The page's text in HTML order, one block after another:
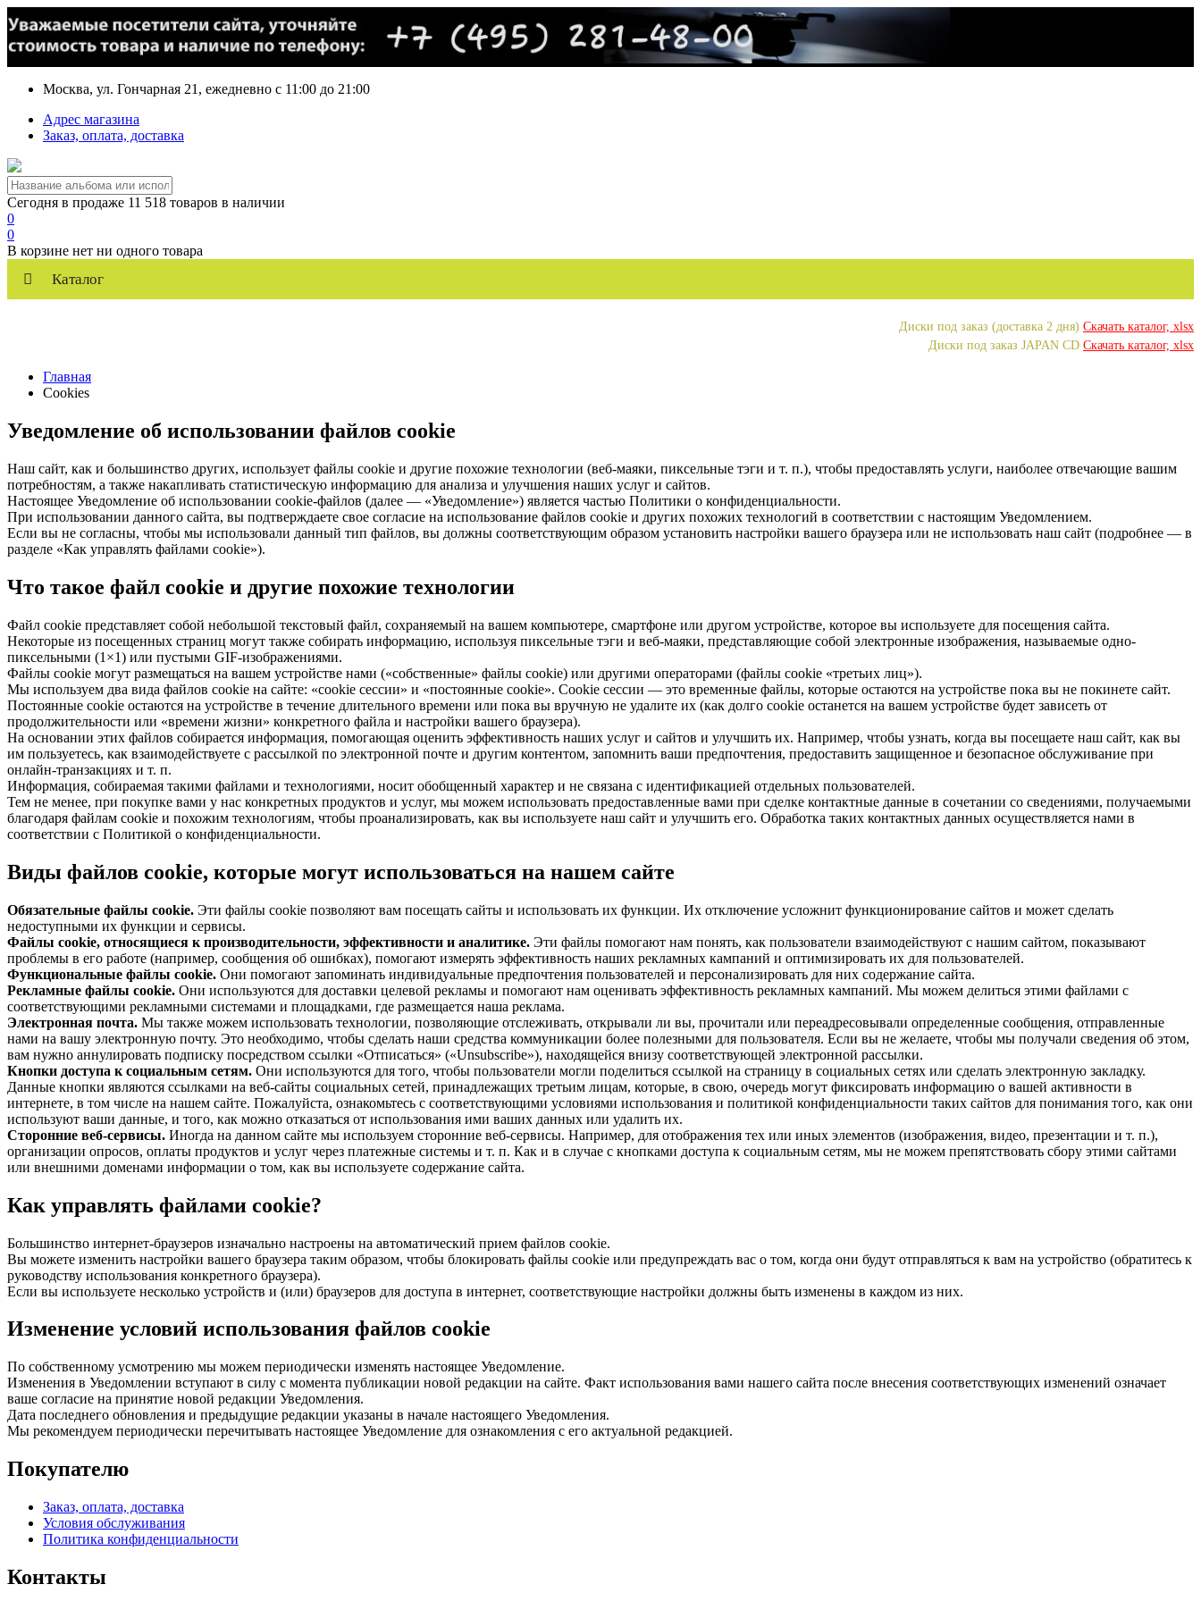
Москва, ул. Гончарная 21, ежедневно с 11:00 до 21:00
Адрес магазина
Заказ, оплата, доставка
Сегодня в продаже 11 518 товаров в наличии
0
0
В корзине нет ни одного товара
Каталог
Диски под заказ (доставка 2 дня) Скачать каталог, xlsx
Диски под заказ JAPAN CD Скачать каталог, xlsx
Главная
Cookies
Уведомление об использовании файлов cookie
Наш сайт, как и большинство других, использует файлы cookie и другие похожие технологии (веб-маяки, пиксельные тэги и т. п.), чтобы предоставлять услуги, наиболее отвечающие вашим
потребностям, а также накапливать статистическую информацию для анализа и улучшения наших услуг и сайтов.
Настоящее Уведомление об использовании cookie-файлов (далее — «Уведомление») является частью Политики о конфиденциальности.
При использовании данного сайта, вы подтверждаете свое согласие на использование файлов cookie и других похожих технологий в соответствии с настоящим Уведомлением.
Если вы не согласны, чтобы мы использовали данный тип файлов, вы должны соответствующим образом установить настройки вашего браузера или не использовать наш сайт (подробнее — в
разделе «Как управлять файлами cookie»).
Что такое файл cookie и другие похожие технологии
Файл cookie представляет собой небольшой текстовый файл, сохраняемый на вашем компьютере, смартфоне или другом устройстве, которое вы используете для посещения сайта.
Некоторые из посещенных страниц могут также собирать информацию, используя пиксельные тэги и веб-маяки, представляющие собой электронные изображения, называемые одно-
пиксельными (1×1) или пустыми GIF-изображениями.
Файлы cookie могут размещаться на вашем устройстве нами («собственные» файлы cookie) или другими операторами (файлы cookie «третьих лиц»).
Мы используем два вида файлов cookie на сайте: «cookie сессии» и «постоянные cookie». Cookie сессии — это временные файлы, которые остаются на устройстве пока вы не покинете сайт.
Постоянные cookie остаются на устройстве в течение длительного времени или пока вы вручную не удалите их (как долго cookie останется на вашем устройстве будет зависеть от
продолжительности или «времени жизни» конкретного файла и настройки вашего браузера).
На основании этих файлов собирается информация, помогающая оценить эффективность наших услуг и сайтов и улучшить их. Например, чтобы узнать, когда вы посещаете наш сайт, как вы
им пользуетесь, как взаимодействуете с рассылкой по электронной почте и другим контентом, запомнить ваши предпочтения, предоставить защищенное и безопасное обслуживание при
онлайн-транзакциях и т. п.
Информация, собираемая такими файлами и технологиями, носит обобщенный характер и не связана с идентификацией отдельных пользователей.
Тем не менее, при покупке вами у нас конкретных продуктов и услуг, мы можем использовать предоставленные вами при сделке контактные данные в сочетании со сведениями, получаемыми
благодаря файлам cookie и похожим технологиям, чтобы проанализировать, как вы используете наш сайт и улучшить его. Обработка таких контактных данных осуществляется нами в
соответствии с Политикой о конфиденциальности.
Виды файлов cookie, которые могут использоваться на нашем сайте
Обязательные файлы cookie. Эти файлы cookie позволяют вам посещать сайты и использовать их функции. Их отключение усложнит функционирование сайтов и может сделать
недоступными их функции и сервисы.
Файлы cookie, относящиеся к производительности, эффективности и аналитике. Эти файлы помогают нам понять, как пользователи взаимодействуют с нашим сайтом, показывают
проблемы в его работе (например, сообщения об ошибках), помогают измерять эффективность наших рекламных кампаний и оптимизировать их для пользователей.
Функциональные файлы cookie. Они помогают запоминать индивидуальные предпочтения пользователей и персонализировать для них содержание сайта.
Рекламные файлы cookie. Они используются для доставки целевой рекламы и помогают нам оценивать эффективность рекламных кампаний. Мы можем делиться этими файлами с
соответствующими рекламными системами и площадками, где размещается наша реклама.
Электронная почта. Мы также можем использовать технологии, позволяющие отслеживать, открывали ли вы, прочитали или переадресовывали определенные сообщения, отправленные
нами на вашу электронную почту. Это необходимо, чтобы сделать наши средства коммуникации более полезными для пользователя. Если вы не желаете, чтобы мы получали сведения об этом,
вам нужно аннулировать подписку посредством ссылки «Отписаться» («Unsubscribe»), находящейся внизу соответствующей электронной рассылки.
Кнопки доступа к социальным сетям. Они используются для того, чтобы пользователи могли поделиться ссылкой на страницу в социальных сетях или сделать электронную закладку.
Данные кнопки являются ссылками на веб-сайты социальных сетей, принадлежащих третьим лицам, которые, в свою, очередь могут фиксировать информацию о вашей активности в
интернете, в том числе на нашем сайте. Пожалуйста, ознакомьтесь с соответствующими условиями использования и политикой конфиденциальности таких сайтов для понимания того, как они
используют ваши данные, и того, как можно отказаться от использования ими ваших данных или удалить их.
Сторонние веб-сервисы. Иногда на данном сайте мы используем сторонние веб-сервисы. Например, для отображения тех или иных элементов (изображения, видео, презентации и т. п.),
организации опросов, оплаты продуктов и услуг через платежные системы и т. п. Как и в случае с кнопками доступа к социальным сетям, мы не можем препятствовать сбору этими сайтами
или внешними доменами информации о том, как вы используете содержание сайта.
Как управлять файлами cookie?
Большинство интернет-браузеров изначально настроены на автоматический прием файлов cookie.
Вы можете изменить настройки вашего браузера таким образом, чтобы блокировать файлы cookie или предупреждать вас о том, когда они будут отправляться к вам на устройство (обратитесь к
руководству использования конкретного браузера).
Если вы используете несколько устройств и (или) браузеров для доступа в интернет, соответствующие настройки должны быть изменены в каждом из них.
Изменение условий использования файлов cookie
По собственному усмотрению мы можем периодически изменять настоящее Уведомление.
Изменения в Уведомлении вступают в силу с момента публикации новой редакции на сайте. Факт использования вами нашего сайта после внесения соответствующих изменений означает
ваше согласие на принятие новой редакции Уведомления.
Дата последнего обновления и предыдущие редакции указаны в начале настоящего Уведомления.
Мы рекомендуем периодически перечитывать настоящее Уведомление для ознакомления с его актуальной редакцией.
Покупателю
Заказ, оплата, доставка
Условия обслуживания
Политика конфиденциальности
Контакты